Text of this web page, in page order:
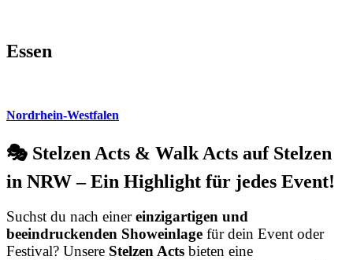
Essen
Nordrhein-Westfalen
🎭 Stelzen Acts & Walk Acts auf Stelzen
in NRW – Ein Highlight für jedes Event!
Suchst du nach einereinzigartigen und
beeindruckenden Showeinlage für dein Event oder
Festival? Unsere Stelzen Acts bieten eine